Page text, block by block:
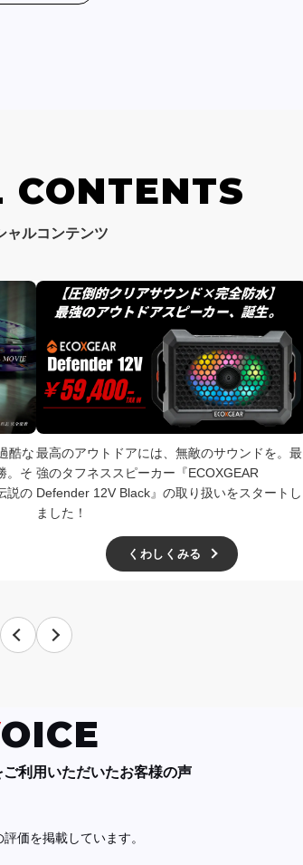
CONTENTS
ャルコンテンツ
酷な
。そ
説の
最高のアウトドアには、無敵のサウンドを。最
強のタフネススピーカー『ECOXGEAR
Defender 12V Black』の取り扱いをスタートし
ました！
くわしくみる
VOICE
利用いただいたお客様の声
価を掲載しています。